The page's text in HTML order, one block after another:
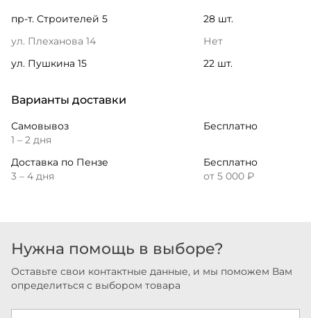
пр-т. Строителей 5
28 шт.
ул. Плеханова 14
Нет
ул. Пушкина 15
22 шт.
Варианты доставки
Самовывоз
1 – 2 дня
Бесплатно
Доставка по Пензе
3 – 4 дня
Бесплатно
от 5 000 ₽
Нужна помощь в выборе?
Оставьте свои контактные данные, и мы поможем Вам
определиться с выбором товара